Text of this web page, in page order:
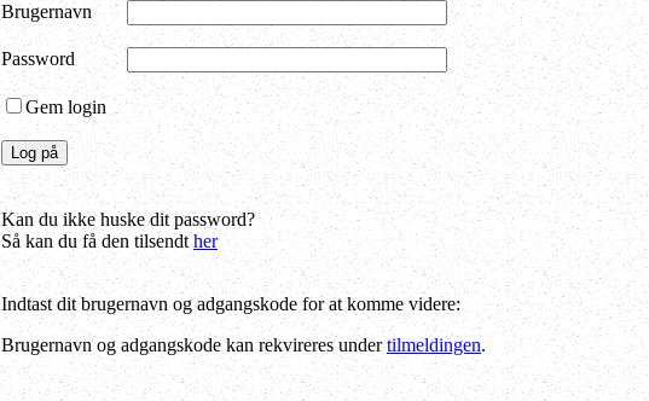
Brugernavn
Password
Gem login
Kan du ikke huske dit password?
Så kan du få den tilsendther
Indtast dit brugernavn og adgangskode for at komme videre:
Brugernavn og adgangskode kan rekvireres undertilmeldingen.